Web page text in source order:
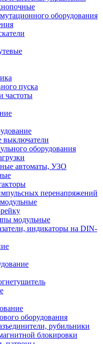
оборудования
пуска
частоты
выключатели
оборудования
автоматы, УЗО
перенапряжений
модульные
индикаторы на DIN-
оборудования
рубильники
блокировки